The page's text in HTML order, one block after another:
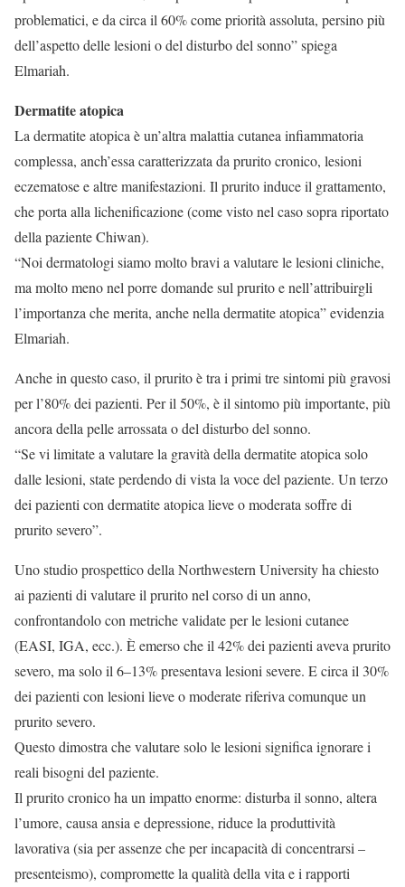
problematici, e da circa il 60% come priorità assoluta, persino più
dell’aspetto delle lesioni o del disturbo del sonno” spiega
Elmariah.
Dermatite atopica
La dermatite atopica è un’altra malattia cutanea infiammatoria
complessa, anch’essa caratterizzata da prurito cronico, lesioni
eczematose e altre manifestazioni. Il prurito induce il grattamento,
che porta alla lichenificazione (come visto nel caso sopra riportato
della paziente Chiwan).
“Noi dermatologi siamo molto bravi a valutare le lesioni cliniche,
ma molto meno nel porre domande sul prurito e nell’attribuirgli
l’importanza che merita, anche nella dermatite atopica” evidenzia
Elmariah.
Anche in questo caso, il prurito è tra i primi tre sintomi più gravosi
per l’80% dei pazienti. Per il 50%, è il sintomo più importante, più
ancora della pelle arrossata o del disturbo del sonno.
“Se vi limitate a valutare la gravità della dermatite atopica solo
dalle lesioni, state perdendo di vista la voce del paziente. Un terzo
dei pazienti con dermatite atopica lieve o moderata soffre di
prurito severo”.
Uno studio prospettico della Northwestern University ha chiesto
ai pazienti di valutare il prurito nel corso di un anno,
confrontandolo con metriche validate per le lesioni cutanee
(EASI, IGA, ecc.). È emerso che il 42% dei pazienti aveva prurito
severo, ma solo il 6–13% presentava lesioni severe. E circa il 30%
dei pazienti con lesioni lieve o moderate riferiva comunque un
prurito severo.
Questo dimostra che valutare solo le lesioni significa ignorare i
reali bisogni del paziente.
Il prurito cronico ha un impatto enorme: disturba il sonno, altera
l’umore, causa ansia e depressione, riduce la produttività
lavorativa (sia per assenze che per incapacità di concentrarsi –
presenteismo), compromette la qualità della vita e i rapporti